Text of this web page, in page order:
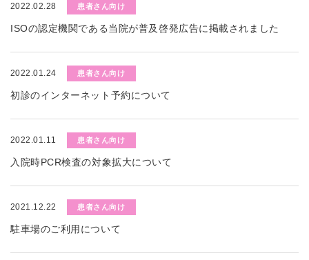
2022.02.28 患者さん向け
ISOの認定機関である当院が普及啓発広告に掲載されました
2022.01.24 患者さん向け
初診のインターネット予約について
2022.01.11 患者さん向け
入院時PCR検査の対象拡大について
2021.12.22 患者さん向け
駐車場のご利用について